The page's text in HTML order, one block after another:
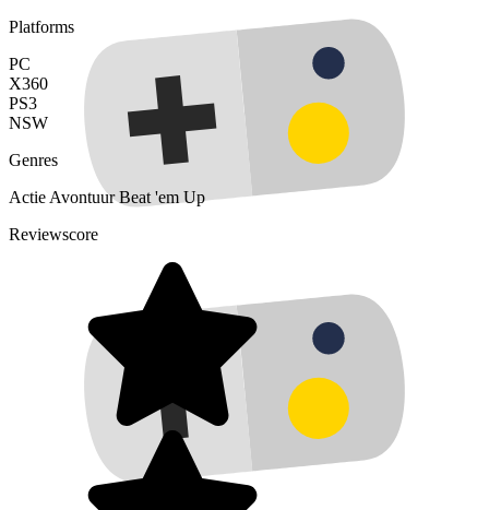
Platforms
PC
X360
PS3
NSW
Genres
Actie Avontuur Beat 'em Up
Reviewscore